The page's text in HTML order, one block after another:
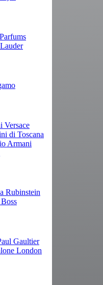
Versace
di Toscana
Armani
Rubinstein
Gaultier
London